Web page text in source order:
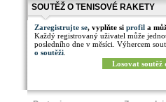
SOUTĚŽ O TENISOVÉ RAKETY
Zaregistrujte se, vyplňte si profil a
Každý registrovaný uživatel může
posledního dne v měsíci. Výhercem
o soutěži
Losovat soutěž